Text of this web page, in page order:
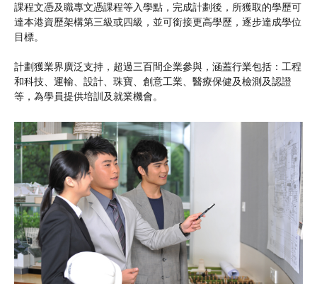
課程文憑及職專文憑課程等入學點，完成計劃後，所獲取的學歷可
達本港資歷架構第三級或四級，並可銜接更高學歷，逐步達成學位
目標。
計劃獲業界廣泛支持，超過三百間企業參與，涵蓋行業包括：工程
和科技、運輸、設計、珠寶、創意工業、醫療保健及檢測及認證
等，為學員提供培訓及就業機會。